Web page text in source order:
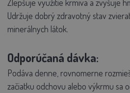
Zlepšuje využitie krmiva a zvyšuje
Udržuje dobrý zdravotný stav
minerálnych látok.
Odporúčaná dávka:
Podáva denne, rovnomerne
začiatku odchovu alebo výkrmu sa